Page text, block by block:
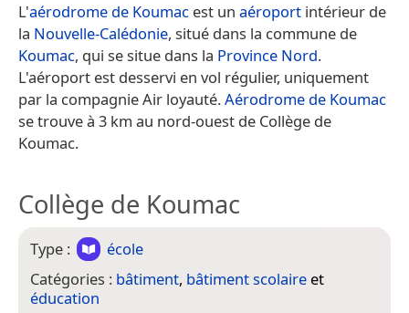
L'aérodrome de Koumac est un aéroport intérieur de
la Nouvelle-Calédonie, situé dans la commune de
Koumac, qui se situe dans la Province Nord.
L'aéroport est desservi en vol régulier, uniquement
par la compagnie Air loyauté.Aérodrome de Koumac
se trouve à 3 km au nord-ouest de Collège de
Koumac.
Collège de Koumac
Type :
école
Catégories : bâtiment, bâtiment scolaire et
éducation